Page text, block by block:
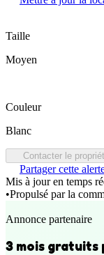
Taille
Moyen
Couleur
Blanc
Contacter le
Partager cette
Mis à jour en temps
•Propulsé par la
Annonce partenaire
3 mois gratuits